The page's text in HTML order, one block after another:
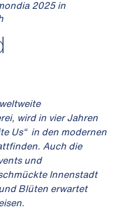
2025 in
wird in vier Jahren
Us“ in den modernen
Auch die
und
Innenstadt
Blüten erwartet